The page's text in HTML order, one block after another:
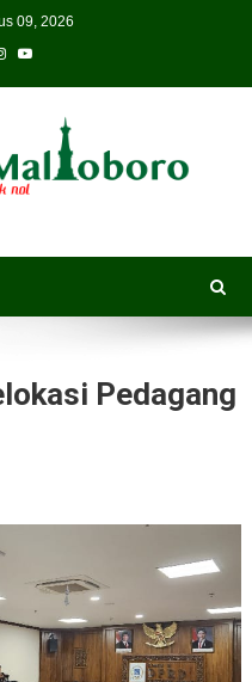
09, 2026
Pedagang